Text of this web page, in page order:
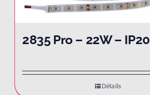
2835 Pro – 22W – IP20
Détails